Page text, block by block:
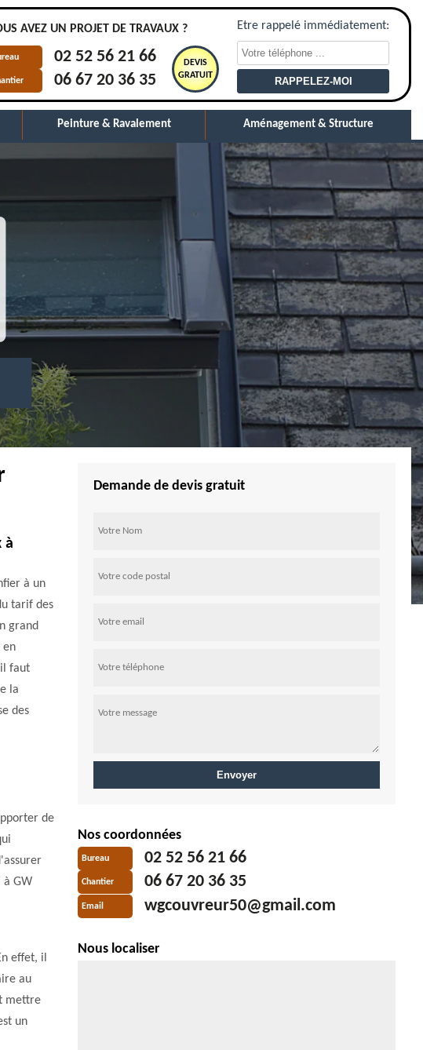
AVEZ UN PROJET DE TRAVAUX ?
02 52 56 21 66
06 67 20 36 35
DEVIS
GRATUIT
Etre rappelé immédiatement:
Peinture & Ravalement Aménagement & Structure
à
à un
tarif des
grand
en
faut
la
des
de
à GW
effet, il
au
mettre
un
Demande de devis gratuit
Nos coordonnées
Bureau 02 52 56 21 66
Chantier 06 67 20 36 35
Email wgcouvreur50@gmail.com
Nous localiser